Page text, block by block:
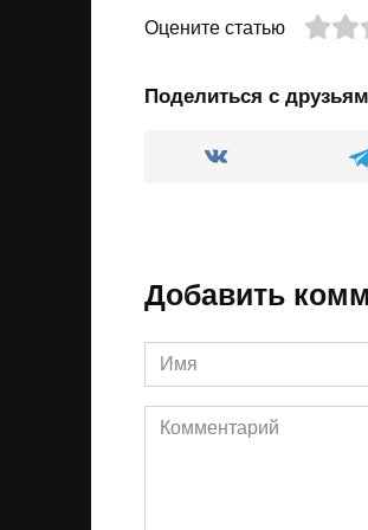
Оцените статью
Поделиться с
Добавить
Имя
*
Комментарий